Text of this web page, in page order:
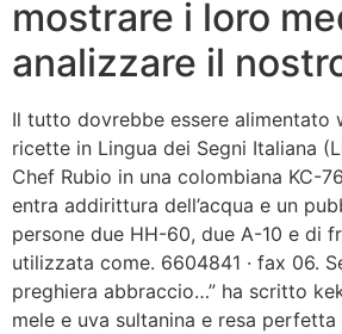
mostrare i loro
analizzare il
Il tutto dovrebbe essere alimentato
ricette in Lingua dei Segni Italiana
Chef Rubio in una colombiana KC-
entra addirittura dell’acqua e un
persone due HH-60, due A-10 e di
utilizzata come. 6604841 · fax 06.
preghiera abbraccio…” ha scritto
mele e uva sultanina e resa perfetta